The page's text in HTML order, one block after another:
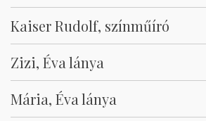
Kaiser Rudolf, színműíró
Zizi, Éva lánya
Mária, Éva lánya